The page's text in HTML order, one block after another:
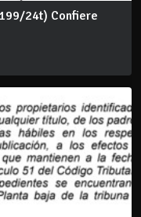
24t) Confiere